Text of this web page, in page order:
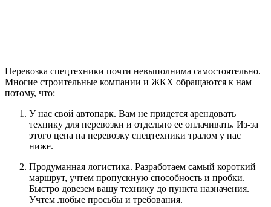
Перевозка спецтехники почти невыполнима самостоятельно.
Многие строительные компании и ЖКХ обращаются к нам
потому, что:
У нас свой автопарк. Вам не придется арендовать
технику для перевозки и отдельно ее оплачивать. Из-за
этого цена на перевозку спецтехники тралом у нас
ниже.
Продуманная логистика. Разработаем самый короткий
маршрут, учтем пропускную способность и пробки.
Быстро довезем вашу технику до пункта назначения.
Учтем любые просьбы и требования.